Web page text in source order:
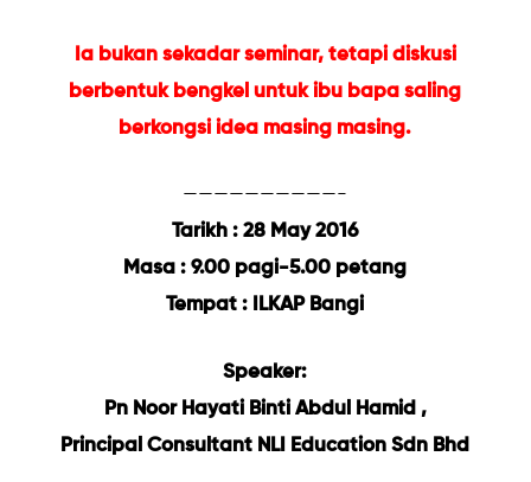
Ia bukan sekadar seminar, tetapi diskusi
berbentuk bengkel untuk ibu bapa saling
berkongsi idea masing masing.
——————————-
Tarikh : 28 May 2016
Masa : 9.00 pagi-5.00 petang
Tempat : ILKAP Bangi
Speaker:
Pn Noor Hayati Binti Abdul Hamid ,
Principal Consultant NLI Education Sdn Bhd